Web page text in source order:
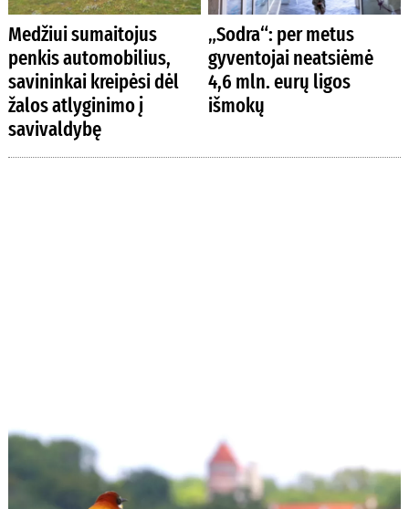
Medžiui sumaitojus
penkis automobilius,
savininkai kreipėsi dėl
žalos atlyginimo į
savivaldybę
„Sodra“: per metus
gyventojai neatsiėmė
4,6 mln. eurų ligos
išmokų